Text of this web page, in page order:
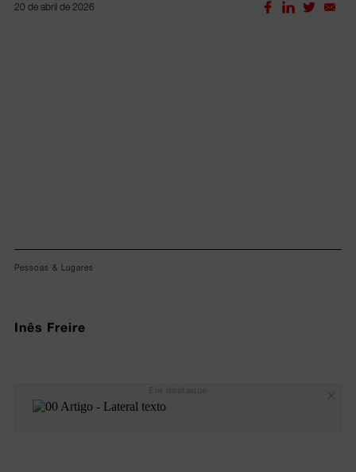
20 de abril de 2026
Pessoas & Lugares
Inês Freire